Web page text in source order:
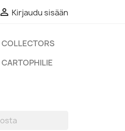
 Kirjaudu sisään
CARTOPHILIE